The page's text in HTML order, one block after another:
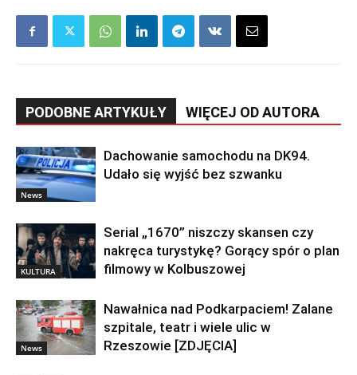
PODOBNE ARTYKUŁY WIĘCEJ OD AUTORA
News
Dachowanie samochodu na DK94.
Udało się wyjść bez szwanku
KULTURA
Serial „1670” niszczy skansen czy
nakręca turystykę? Gorący spór o plan
filmowy w Kolbuszowej
News
Nawałnica nad Podkarpaciem! Zalane
szpitale, teatr i wiele ulic w
Rzeszowie [ZDJĘCIA]